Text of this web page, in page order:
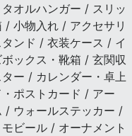
オルハンガー / スリッ
小物入れ / アクセサリ
ンド / 衣装ケース / イ
ックス・靴箱 / 玄関収
ー / カレンダー・卓上
ポストカード / アー
/ ウォールステッカー /
ビール / オーナメント